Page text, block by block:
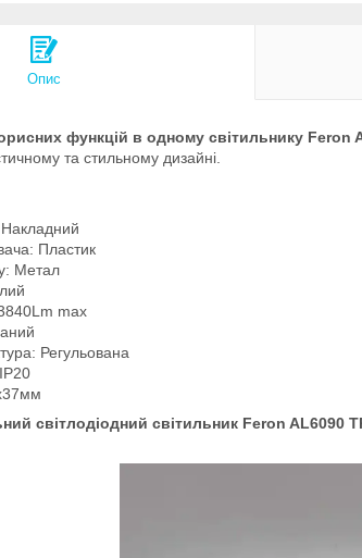
Опис
функцій в одному світильнику Feron
та стильному дизайні.
Накладний
Пластик
Метал
max
Регульована
світлодіодний світильник Feron AL6090